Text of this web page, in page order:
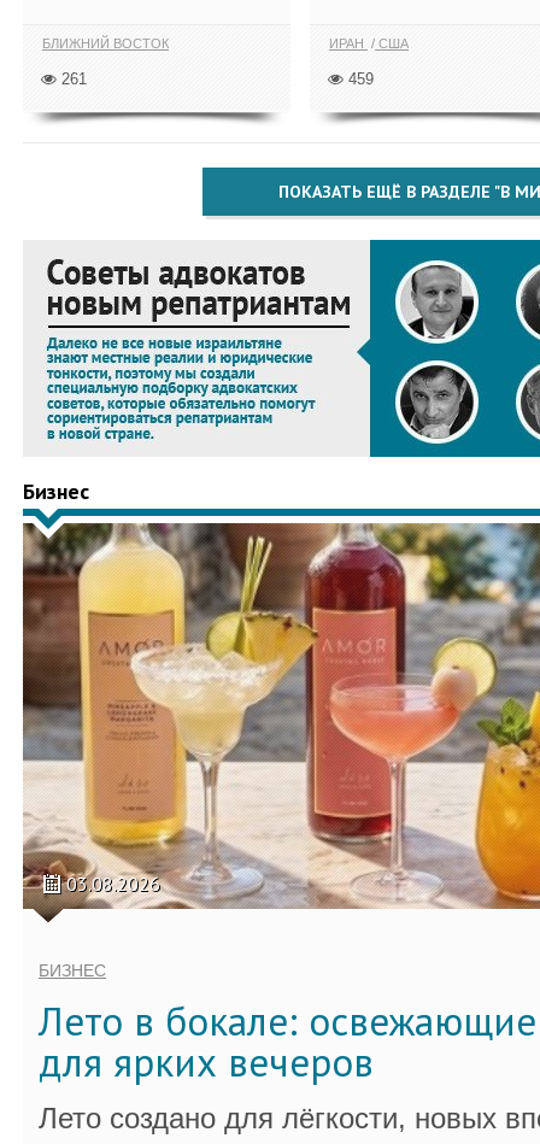
БЛИЖНИЙ ВОСТОК
261
ИРАН США
459
ПОКАЗАТЬ ЕЩЁ В РАЗДЕЛЕ "В
Бизнес
03.08.2026
БИЗНЕС
Лето в бокале:
для ярких вечеров
Лето создано для лёгкости, новых